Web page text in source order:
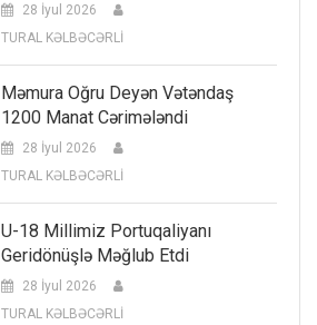
28 İyul 2026
TURAL KƏLBƏCƏRLİ
Məmura Oğru Deyən Vətəndaş
1200 Manat Cərimələndi
28 İyul 2026
TURAL KƏLBƏCƏRLİ
U-18 Millimiz Portuqaliyanı
Geridönüşlə Məğlub Etdi
28 İyul 2026
TURAL KƏLBƏCƏRLİ